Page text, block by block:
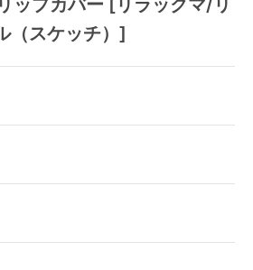
ップカバー [リラックマ/リ
（スケッチ）]